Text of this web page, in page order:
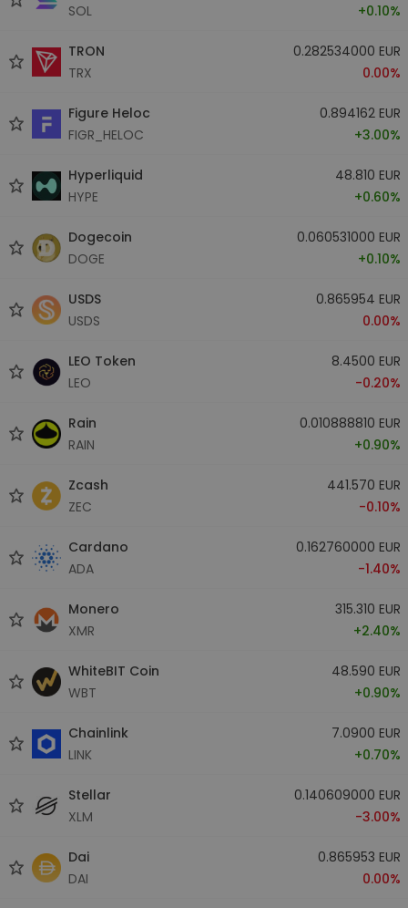
SOL
+0.10%
TRON
TRX
0.282534000 EUR
0.00%
Figure Heloc
FIGR_HELOC
0.894162 EUR
+3.00%
Hyperliquid
HYPE
48.810 EUR
+0.60%
Dogecoin
DOGE
0.060531000 EUR
+0.10%
USDS
USDS
0.865954 EUR
0.00%
LEO Token
LEO
8.4500 EUR
-0.20%
Rain
RAIN
0.010888810 EUR
+0.90%
Zcash
ZEC
441.570 EUR
-0.10%
Cardano
ADA
0.162760000 EUR
-1.40%
Monero
XMR
315.310 EUR
+2.40%
WhiteBIT Coin
WBT
48.590 EUR
+0.90%
Chainlink
LINK
7.0900 EUR
+0.70%
Stellar
XLM
0.140609000 EUR
-3.00%
Dai
DAI
0.865953 EUR
0.00%